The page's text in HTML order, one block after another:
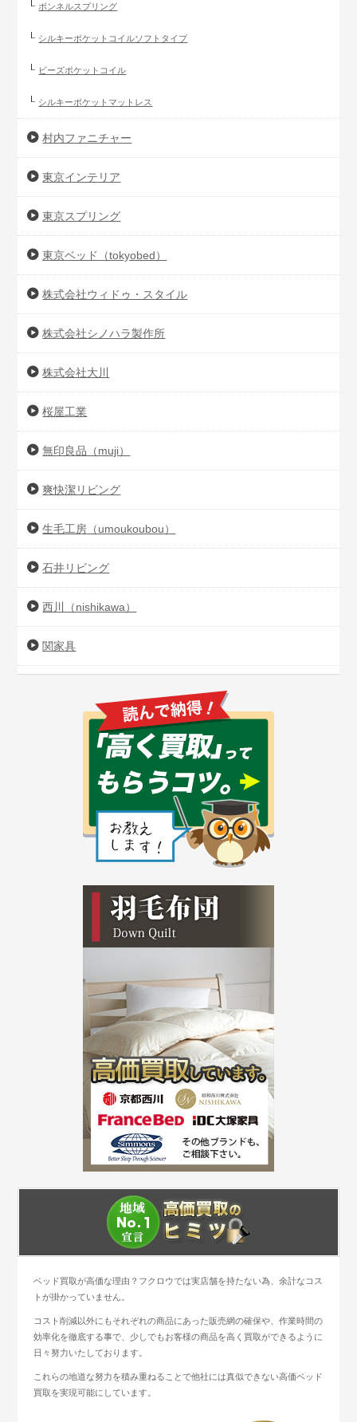
ボンネルスプリング
シルキーポケットコイルソフトタイプ
ビーズポケットコイル
シルキーポケットマットレス
村内ファニチャー
東京インテリア
東京スプリング
東京ベッド（tokyobed）
株式会社ウィドゥ・スタイル
株式会社シノハラ製作所
株式会社大川
桜屋工業
無印良品（muji）
爽快潔リビング
生毛工房（umoukoubou）
石井リビング
西川（nishikawa）
関家具
ベッド買取が高価な理由？フクロウでは実店舗を持たない為、余計なコス
トが掛かっていません。
コスト削減以外にもそれぞれの商品にあった販売網の確保や、作業時間の
効率化を徹底する事で、少しでもお客様の商品を高く買取ができるように
日々努力いたしております。
これらの地道な努力を積み重ねることで他社には真似できない高価ベッド
買取を実現可能にしています。